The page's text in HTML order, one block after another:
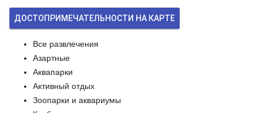
ДОСТОПРИМЕЧАТЕЛЬНОСТИ НА КАРТЕ
Все развлечения
Азартные
Аквапарки
Активный отдых
Зоопарки и аквариумы